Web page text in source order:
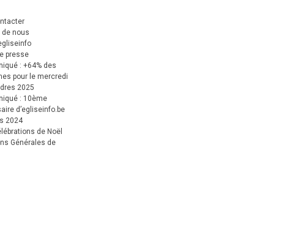
de nous
presse
: +64% des
pour le mercredi
2025
: 10ème
d’egliseinfo.be
2024
de Noël
Générales de